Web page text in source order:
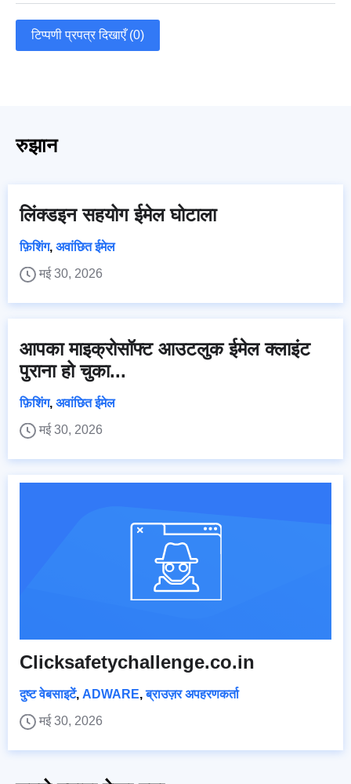
टिप्पणी प्रपत्र दिखाएँ (0)
रुझान
लिंक्डइन सहयोग ईमेल घोटाला
फ़िशिंग, अवांछित ईमेल
मई 30, 2026
आपका माइक्रोसॉफ्ट आउटलुक ईमेल क्लाइंट
पुराना हो चुका...
फ़िशिंग, अवांछित ईमेल
मई 30, 2026
Clicksafetychallenge.co.in
दुष्ट वेबसाइटें, ADWARE,ब्राउज़र अपहरणकर्ता
मई 30, 2026